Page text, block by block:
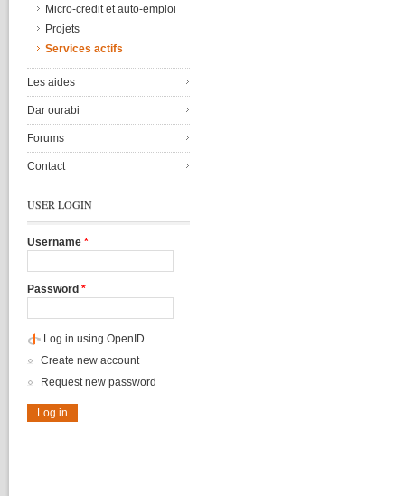
Micro-credit et auto-emploi
Projets
Services actifs
Les aides
Dar ourabi
Forums
Contact
USER LOGIN
Username *
Password *
Log in using OpenID
Create new account
Request new password